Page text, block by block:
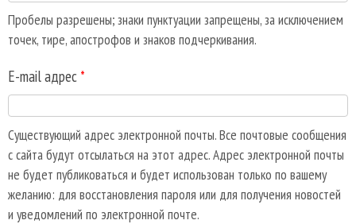
Пробелы разрешены; знаки пунктуации запрещены, за исключением
точек, тире, апострофов и знаков подчеркивания.
E-mail адрес *
Существующий адрес электронной почты. Все почтовые сообщения
с сайта будут отсылаться на этот адрес. Адрес электронной почты
не будет публиковаться и будет использован только по вашему
желанию: для восстановления пароля или для получения новостей
и уведомлений по электронной почте.